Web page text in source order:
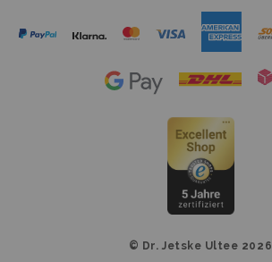
© Dr. Jetske Ultee 2026